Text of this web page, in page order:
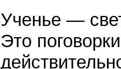
Ученье —
Это